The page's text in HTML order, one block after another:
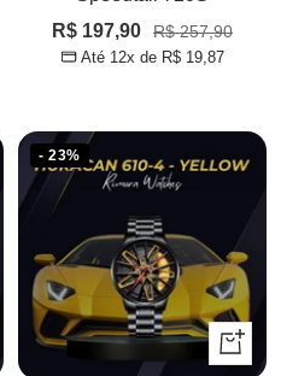
Preço
promocional
R$ 197,90
Preço
normal
R$ 257,90
Até 12x de R$ 19,87
- 23%